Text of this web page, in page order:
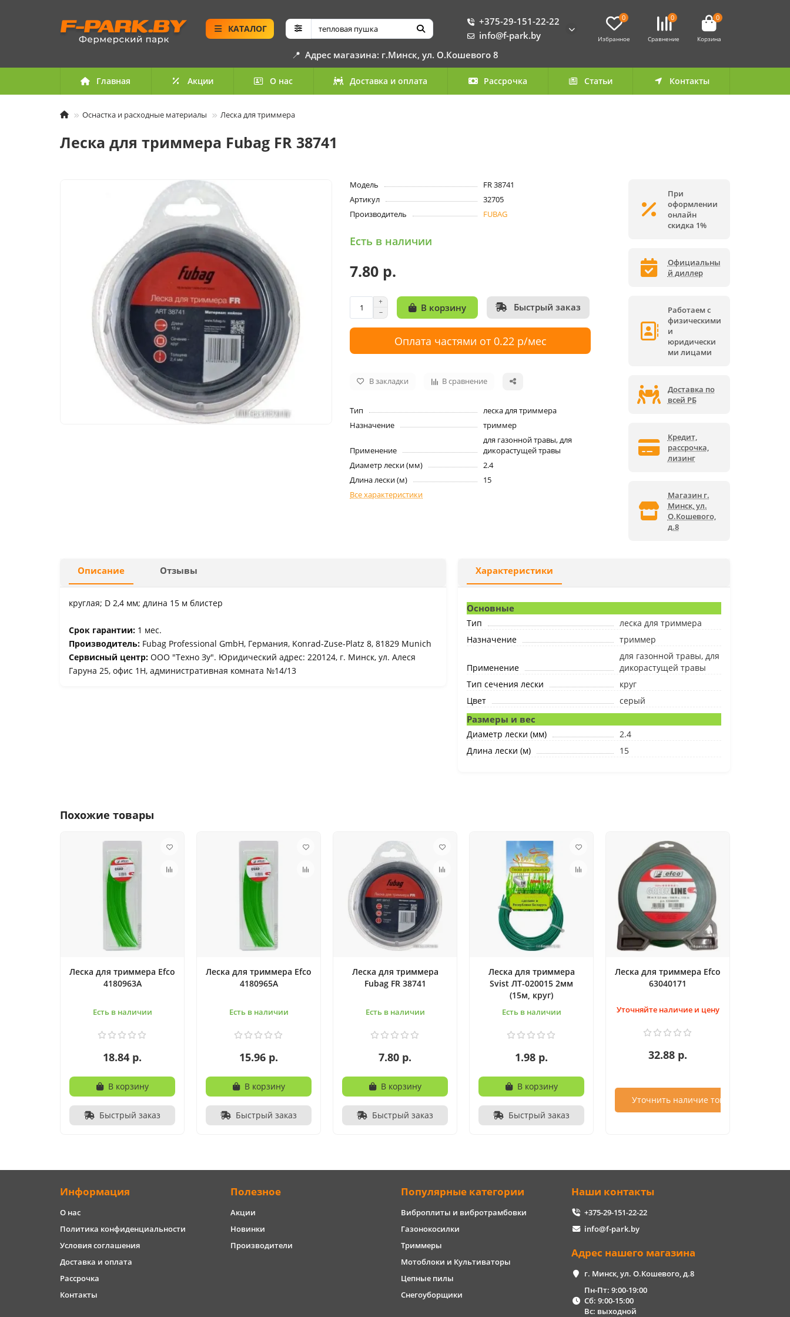
КАТАЛОГ
+375-29-151-22-22
info@f-park.by
0
Избранное
0
Сравнение
0
Корзина
📍 Адрес магазина: г.Минск, ул. О.Кошевого 8
Главная Акции О нас Доставка и оплата Рассрочка Статьи Контакты
Оснастка и расходные материалы Леска для триммера
Леска для триммера Fubag FR 38741
Модель
FR 38741
Артикул
32705
Производитель
FUBAG
Есть в наличии
7.80 р.
В корзину Быстрый заказ
Оплата частями от 0.22 р/мес
В закладки В сравнение
Тип
леска для триммера
Назначение
триммер
Применение
для газонной травы, для
дикорастущей травы
Диаметр лески (мм)
2.4
Длина лески (м)
15
Все характеристики
При
оформлении
онлайн
скидка 1%
Официальны
й диллер
Работаем с
физическими
и
юридически
ми лицами
Доставка по
всей РБ
Кредит,
рассрочка,
лизинг
Магазин г.
Минск, ул.
О.Кошевого,
д.8
Описание Отзывы
круглая; D 2,4 мм; длина 15 м блистер
Срок гарантии: 1 мес.
Производитель: Fubag Professional GmbH, Германия, Konrad-Zuse-Platz 8, 81829 Munich
Сервисный центр: ООО "Техно Зу". Юридический адрес: 220124, г. Минск, ул. Алеся
Гаруна 25, офис 1Н, административная комната №14/13
Характеристики
Основные
Тип
леска для триммера
Назначение
триммер
Применение
для газонной травы, для
дикорастущей травы
Тип сечения лески
круг
Цвет
серый
Размеры и вес
Диаметр лески (мм)
2.4
Длина лески (м)
15
Похожие товары
Леска для триммера Efco
4180963A
Есть в наличии
18.84 р.
В корзину
Быстрый заказ
Леска для триммера Efco
4180965A
Есть в наличии
15.96 р.
В корзину
Быстрый заказ
Леска для триммера
Fubag FR 38741
Есть в наличии
7.80 р.
В корзину
Быстрый заказ
Леска для триммера
Svist ЛТ-020015 2мм
(15м, круг)
Есть в наличии
1.98 р.
В корзину
Быстрый заказ
Леска для триммера Efco
63040171
Уточняйте наличие и цену
32.88 р.
Уточнить наличие товара
Информация
О нас
Политика конфиденциальности
Условия соглашения
Доставка и оплата
Рассрочка
Контакты
Полезное
Акции
Новинки
Производители
Популярные категории
Виброплиты и вибротрамбовки
Газонокосилки
Триммеры
Мотоблоки и Культиваторы
Цепные пилы
Снегоуборщики
Наши контакты
+375-29-151-22-22
info@f-park.by
Адрес нашего магазина
г. Минск, ул. О.Кошевого, д.8
Пн-Пт: 9:00-19:00
Сб: 9:00-15:00
Вс: выходной